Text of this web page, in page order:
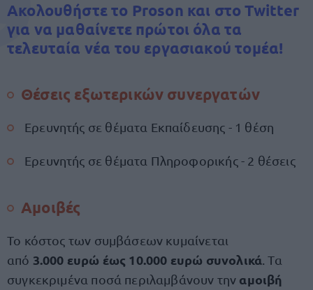
Ακολουθήστε το Proson και στο Twitter
για να μαθαίνετε πρώτοι όλα τα
τελευταία νέα του εργασιακού τομέα!
Θέσεις εξωτερικών συνεργατών
Ερευνητής σε θέματα Εκπαίδευσης - 1 θέση
Ερευνητής σε θέματα Πληροφορικής - 2 θέσεις
Αμοιβές
Το κόστος των συμβάσεων κυμαίνεται
από 3.000 ευρώ έως 10.000 ευρώ συνολικά . Τα
συγκεκριμένα ποσά περιλαμβάνουν την αμοιβή